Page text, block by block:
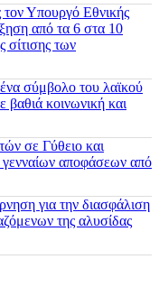
τον Υπουργό Εθνικής
από τα 6 στα 10
σίτισης των
σύμβολο του λαϊκού
βαθιά κοινωνική και
σε Γύθειο και
γενναίων αποφάσεων από
για την διασφάλιση
της αλυσίδας